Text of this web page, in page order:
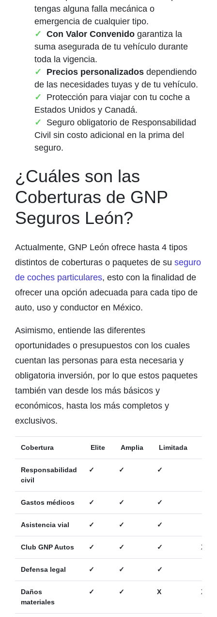
tengas alguna falla mecánica o
emergencia de cualquier tipo.
Con Valor Convenido garantiza la
suma asegurada de tu vehículo durante
toda la vigencia.
Precios personalizados dependiendo
de las necesidades tuyas y de tu vehículo.
Protección para viajar con tu coche a
Estados Unidos y Canadá.
Seguro obligatorio de Responsabilidad
Civil sin costo adicional en la prima del
seguro.
¿Cuáles son las
Coberturas de GNP
Seguros León?
Actualmente, GNP León ofrece hasta 4 tipos
distintos de coberturas o paquetes de su seguro
de coches particulares, esto con la finalidad de
ofrecer una opción adecuada para cada tipo de
auto, uso y conductor en México.
Asimismo, entiende las diferentes
oportunidades o presupuestos con los cuales
cuentan las personas para esta necesaria y
obligatoria inversión, por lo que estos paquetes
también van desde los más básicos y
económicos, hasta los más completos y
exclusivos.
Cobertura Elite Amplia Limitada
Responsabilidad
civil
✓ ✓ ✓
Gastos médicos ✓ ✓ ✓
Asistencia vial ✓ ✓ ✓
Club GNP Autos ✓ ✓ ✓ X
Defensa legal ✓ ✓ ✓
Daños
materiales
✓ ✓ X X